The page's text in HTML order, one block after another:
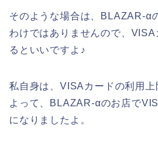
そのような場合は、BLAZAR-α
わけではありませんので、
るといいですよ♪
私自身は、VISAカードの利用上
よって、BLAZAR-αのお店で
になりましたよ。